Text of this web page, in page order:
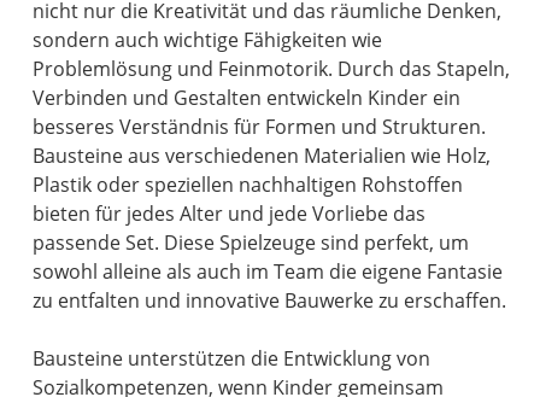
nicht nur die Kreativität und das räumliche Denken,
sondern auch wichtige Fähigkeiten wie
Problemlösung und Feinmotorik. Durch das Stapeln,
Verbinden und Gestalten entwickeln Kinder ein
besseres Verständnis für Formen und Strukturen.
Bausteine aus verschiedenen Materialien wie Holz,
Plastik oder speziellen nachhaltigen Rohstoffen
bieten für jedes Alter und jede Vorliebe das
passende Set. Diese Spielzeuge sind perfekt, um
sowohl alleine als auch im Team die eigene Fantasie
zu entfalten und innovative Bauwerke zu erschaffen.
Bausteine unterstützen die Entwicklung von
Sozialkompetenzen, wenn Kinder gemeinsam